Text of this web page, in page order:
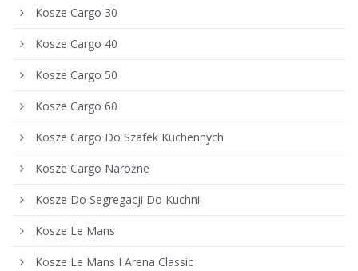
Kosze Cargo 30
Kosze Cargo 40
Kosze Cargo 50
Kosze Cargo 60
Kosze Cargo Do Szafek Kuchennych
Kosze Cargo Narożne
Kosze Do Segregacji Do Kuchni
Kosze Le Mans
Kosze Le Mans I Arena Classic